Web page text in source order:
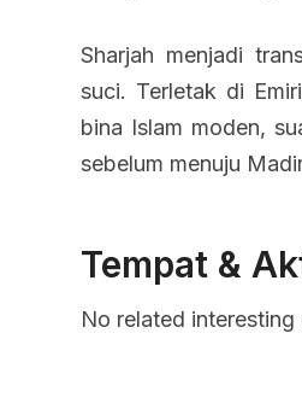
Sharjah menjadi
suci. Terletak di
bina Islam moden,
sebelum menuju
Tempat &
No related